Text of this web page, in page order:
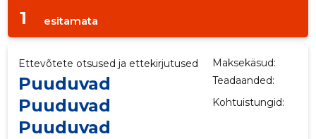
1 esitamata
Ettevõtete otsused ja ettekirjutused Maksekäsud:
Puuduvad Teadaanded:
Puuduvad Kohtuistungid:
Puuduvad